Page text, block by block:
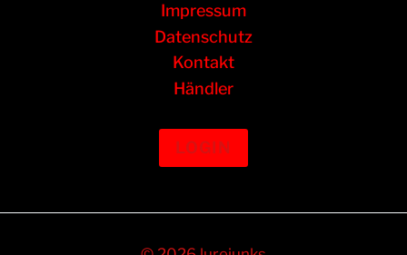
Impressum
Datenschutz
Kontakt
Händler
LOGIN